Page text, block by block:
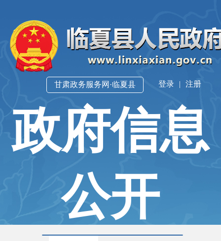
登录 | 注册
甘肃政务服务网·临夏县
政府信息
公开